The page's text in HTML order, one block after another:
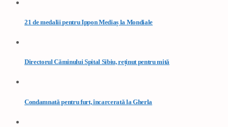
21 de medalii pentru Ippon Mediaș la Mondiale
Directorul Căminului Spital Sibiu, reținut pentru mită
Condamnată pentru furt, încarcerată la Gherla